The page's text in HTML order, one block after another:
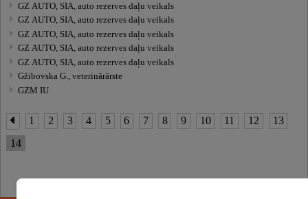
GZ AUTO, SIA, auto rezerves daļu veikals
GZ AUTO, SIA, auto rezerves daļu veikals
GZ AUTO, SIA, auto rezerves daļu veikals
GZ AUTO, SIA, auto rezerves daļu veikals
GZ AUTO, SIA, auto rezerves daļu veikals
Gžibovska G., veterinārārste
GZM IU
1 2 3 4 5 6 7 8 9 10 11 12
13
14